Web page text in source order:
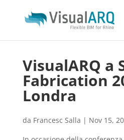
VisualARQ a
Fabrication
Londra
da Francesc Salla | Nov 15,